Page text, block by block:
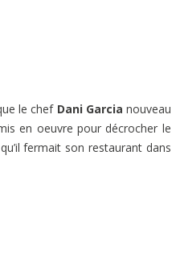
le chef Dani Garcia nouveau
en oeuvre pour décrocher le
fermait son restaurant dans